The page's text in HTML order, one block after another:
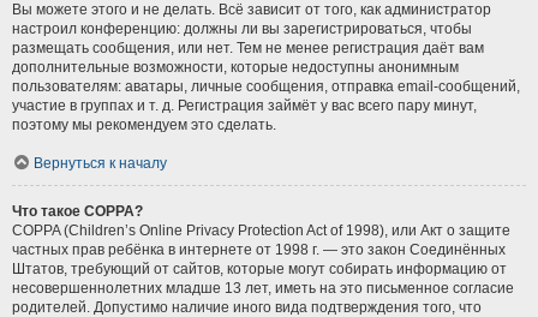
Вы можете этого и не делать. Всё зависит от того, как администратор
настроил конференцию: должны ли вы зарегистрироваться, чтобы
размещать сообщения, или нет. Тем не менее регистрация даёт вам
дополнительные возможности, которые недоступны анонимным
пользователям: аватары, личные сообщения, отправка email-сообщений,
участие в группах и т. д. Регистрация займёт у вас всего пару минут,
поэтому мы рекомендуем это сделать.
Вернуться к началу
Что такое COPPA?
COPPA (Children’s Online Privacy Protection Act of 1998), или Акт о защите
частных прав ребёнка в интернете от 1998 г. — это закон Соединённых
Штатов, требующий от сайтов, которые могут собирать информацию от
несовершеннолетних младше 13 лет, иметь на это письменное согласие
родителей. Допустимо наличие иного вида подтверждения того, что